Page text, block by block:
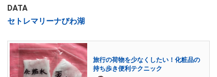
DATA
セトレマリーナびわ湖
旅行の荷物を少なくしたい！化粧品の
持ち歩き便利テクニック